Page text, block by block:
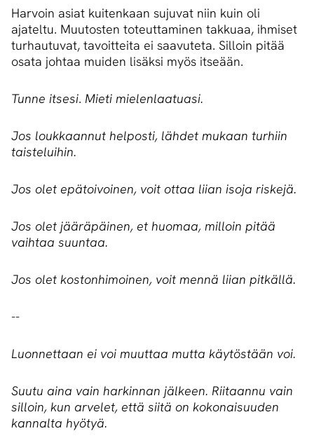
Harvoin asiat kuitenkaan sujuvat niin kuin oli
ajateltu. Muutosten toteuttaminen takkuaa, ihmiset
turhautuvat, tavoitteita ei saavuteta. Silloin pitää
osata johtaa muiden lisäksi myös itseään.
Tunne itsesi. Mieti mielenlaatuasi.
Jos loukkaannut helposti, lähdet mukaan turhiin
taisteluihin.
Jos olet epätoivoinen, voit ottaa liian isoja riskejä.
Jos olet jääräpäinen, et huomaa, milloin pitää
vaihtaa suuntaa.
Jos olet kostonhimoinen, voit mennä liian pitkällä.
--
Luonnettaan ei voi muuttaa mutta käytöstään voi.
Suutu aina vain harkinnan jälkeen. Riitaannu vain
silloin, kun arvelet, että siitä on kokonaisuuden
kannalta hyötyä.